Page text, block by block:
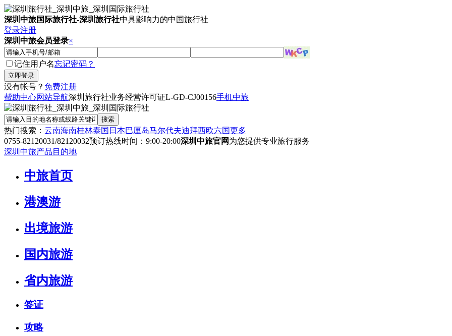
深圳中旅国际旅行社-深圳旅行社中具影响力的中国旅行社
登录注册
深圳中旅会员登录×
记住用户名忘记密码？
没有帐号？ 免费注册
帮助中心网站导航深圳旅行社业务经营许可证L-GD-CJ00156手机中旅
热门搜索： 云南海南桂林泰国 日本巴厘岛马尔代夫迪拜西欧六国更多
0755-82120031/82120032预订热线时间：9:00-20:00深圳中旅官网为您提供专业旅行服务
深圳中旅产品目的地
中旅首页
港澳游
出境旅游
国内旅游
省内旅游
签证
攻略